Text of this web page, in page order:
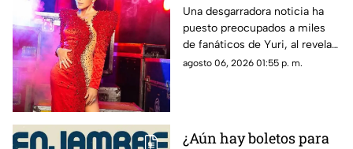
fue diagnosticada con
cáncer; esto se sabe
Una desgarradora noticia ha
puesto preocupados a miles
de fanáticos de Yuri, al revelar
que fue diagnosticada con
agosto 06, 2026 01:55 p. m.
¿Aún hay boletos para